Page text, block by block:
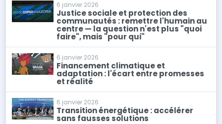
6 janvier 2026
Justice sociale et protection des
communautés : remettre l'humain au
centre — la question n'est plus "quoi
faire", mais "pour qui"
6 janvier 2026
Financement climatique et
adaptation : l'écart entre promesses
et réalité
6 janvier 2026
Transition énergétique : accélérer
sans fausses solutions